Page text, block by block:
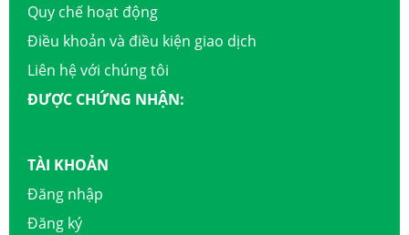
Quy chế hoạt động
Điều khoản và điều kiện giao dịch
Liên hệ với chúng tôi
ĐƯỢC CHỨNG NHẬN:
TÀI KHOẢN
Đăng nhập
Đăng ký